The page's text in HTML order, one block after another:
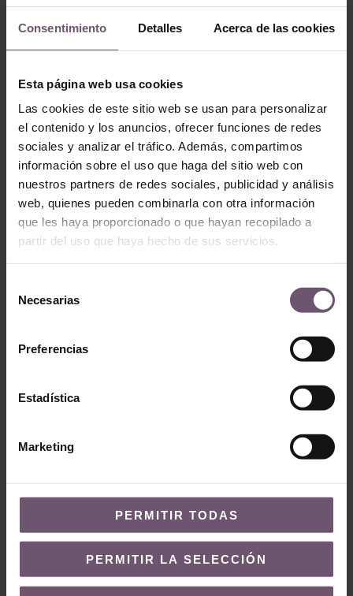
Consentimiento Detalles Acerca de las cookies
Esta página web usa cookies
Las cookies de este sitio web se usan para personalizar
el contenido y los anuncios, ofrecer funciones de redes
sociales y analizar el tráfico. Además, compartimos
información sobre el uso que haga del sitio web con
nuestros partners de redes sociales, publicidad y análisis
web, quienes pueden combinarla con otra información
que les haya proporcionado o que hayan recopilado a
partir del uso que haya hecho de sus servicios.
Necesarias
Preferencias
Estadística
Marketing
PERMITIR TODAS
PERMITIR LA SELECCIÓN
Zellige en stock -
none
Mod. ZC221 –
10×10
Zellige en stock - none
Mod. ZC224 – 10×10
LEGGI TUTTO
Mod. ZC214 –
Zellige en stock - none
Mod. ZC208 – 10×10